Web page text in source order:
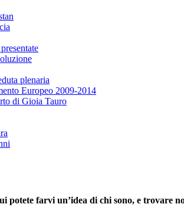
plenaria
Europeo 2009-2014
di Gioia Tauro
potete farvi un’idea di chi sono, e trovare